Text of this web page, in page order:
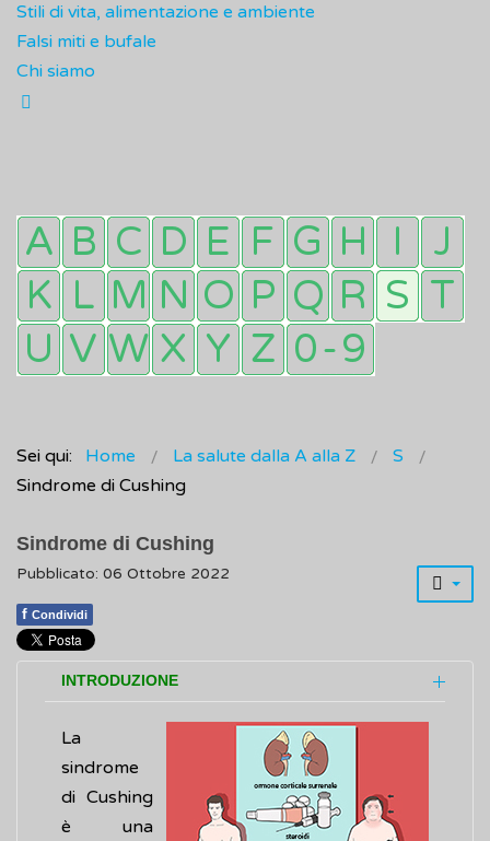
Stili di vita, alimentazione e ambiente
Falsi miti e bufale
Chi siamo
Sei qui: Home La salute dalla A alla Z
S
Sindrome di Cushing
Sindrome di Cushing
Pubblicato: 06 Ottobre 2022
f Condividi
INTRODUZIONE
La
sindrome
di Cushing
è una